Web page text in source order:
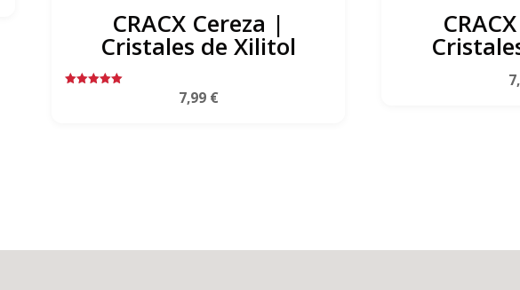
CRACX Cereza |
Cristales de Xilitol
7,99 €